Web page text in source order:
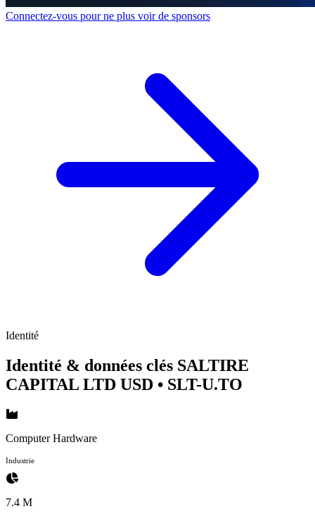
Connectez-vous pour ne plus voir de sponsors
Identité
Identité & données clés SALTIRE
CAPITAL LTD USD • SLT-U.TO
Computer Hardware
Industrie
7.4 M